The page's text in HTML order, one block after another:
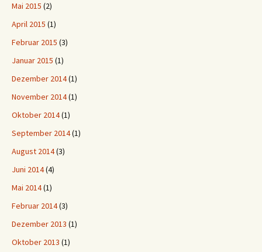
Mai 2015 (2)
April 2015 (1)
Februar 2015 (3)
Januar 2015 (1)
Dezember 2014(1)
November 2014(1)
Oktober 2014(1)
September 2014(1)
August 2014(3)
Juni 2014(4)
Mai 2014(1)
Februar 2014(3)
Dezember 2013 (1)
Oktober 2013 (1)